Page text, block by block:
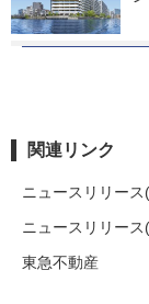
関連リンク
ニュースリリー
ニュースリリー
東急不動産